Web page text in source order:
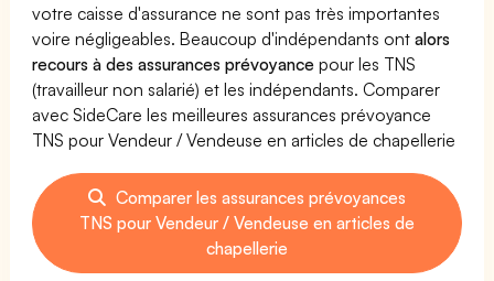
votre caisse d'assurance ne sont pas très importantes
voire négligeables. Beaucoup d'indépendants ontalors
recours à des assurances prévoyance pour les TNS
(travailleur non salarié) et les indépendants. Comparer
avec SideCare les meilleures assurances prévoyance
TNS pour Vendeur / Vendeuse en articles de chapellerie
Comparer les assurances prévoyances
TNS pour Vendeur / Vendeuse en articles de
chapellerie